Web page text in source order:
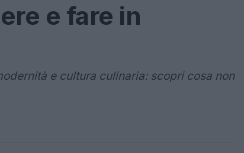
e fare in
e cultura culinaria: scopri cosa non